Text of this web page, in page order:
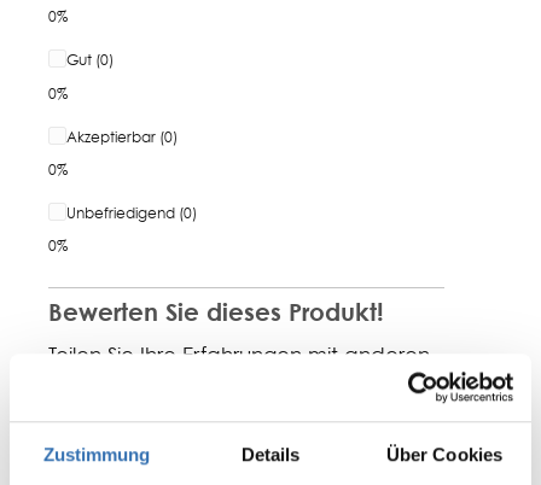
Zustimmung Details Über Cookies
0%
Gut (0)
0%
Akzeptierbar (0)
0%
Unbefriedigend (0)
0%
Bewerten Sie dieses Produkt!
Teilen Sie Ihre Erfahrungen mit anderen